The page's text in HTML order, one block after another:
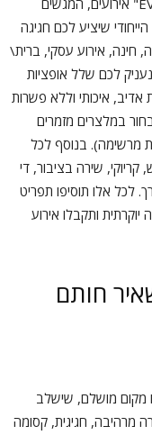
שתוכלו לחלום עליו במיקום מנצח במרכז? ב"EVE" אירועים, המגשים
הייחודי שיציע לכם חגיגה
חינה, אירוע עסקי, ברית\
לכם שלל אופציות
אדיב, איכותי וללא פשרות
במלצרים מזמרים
מרשימה). בנוסף לכל
למצוא אצלנו גם חדר פרטי ל30 איש, קריוקי, שירה בציבור, די
לכל אלו תוסיפו תפריט
ותקבלו אירוע
חותם
מקום מושלם, שישלב
מרהיבה, חגיגית, קסומה